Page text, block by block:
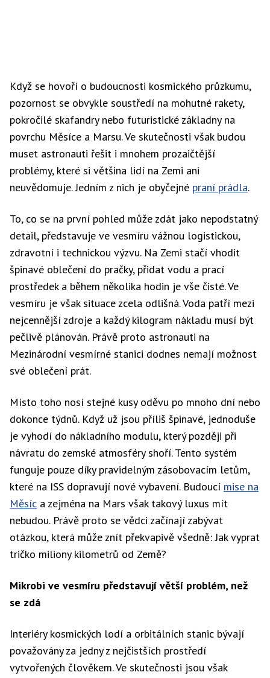
Když se hovoří o budoucnosti kosmického průzkumu,
pozornost se obvykle soustředí na mohutné rakety,
pokročilé skafandry nebo futuristické základny na
povrchu Měsíce a Marsu. Ve skutečnosti však budou
muset astronauti řešit i mnohem prozaičtější
problémy, které si většina lidí na Zemi ani
neuvědomuje. Jedním z nich je obyčejné praní prádla.
To, co se na první pohled může zdát jako nepodstatný
detail, představuje ve vesmíru vážnou logistickou,
zdravotní i technickou výzvu. Na Zemi stačí vhodit
špinavé oblečení do pračky, přidat vodu a prací
prostředek a během několika hodin je vše čisté. Ve
vesmíru je však situace zcela odlišná. Voda patří mezi
nejcennější zdroje a každý kilogram nákladu musí být
pečlivě plánován. Právě proto astronauti na
Mezinárodní vesmírné stanici dodnes nemají možnost
své oblečení prát.
Místo toho nosí stejné kusy oděvu po mnoho dní nebo
dokonce týdnů. Když už jsou příliš špinavé, jednoduše
je vyhodí do nákladního modulu, který později při
návratu do zemské atmosféry shoří. Tento systém
funguje pouze díky pravidelným zásobovacím letům,
které na ISS dopravují nové vybavení. Budoucí mise na
Měsíc a zejména na Mars však takový luxus mít
nebudou. Právě proto se vědci začínají zabývat
otázkou, která může znít překvapivě všedně: Jak vyprat
tričko miliony kilometrů od Země?
Mikrobi ve vesmíru představují větší problém, než
se zdá
Interiéry kosmických lodí a orbitálních stanic bývají
považovány za jedny z nejčistších prostředí
vytvořených člověkem. Ve skutečnosti jsou však